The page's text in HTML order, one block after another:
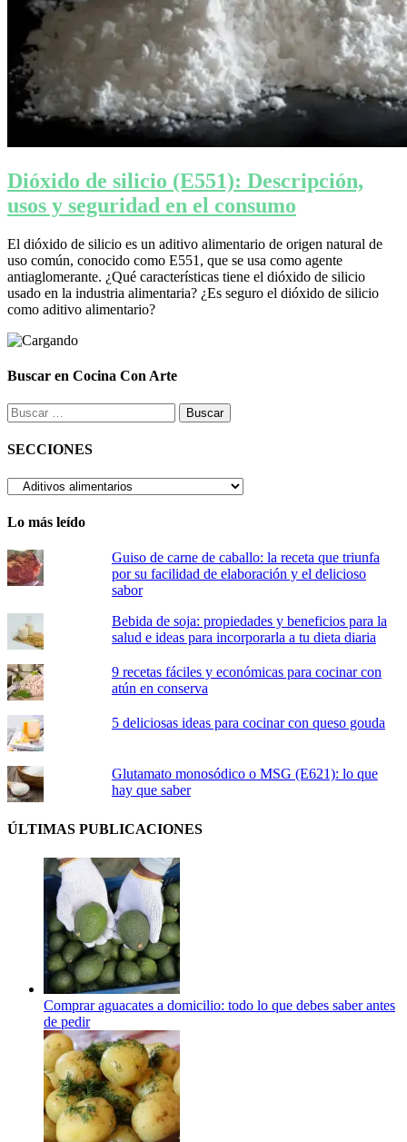
Dióxido de silicio (E551): Descripción,
usos y seguridad en el consumo
El dióxido de silicio es un aditivo alimentario de origen natural de
uso común, conocido como E551, que se usa como agente
antiaglomerante. ¿Qué características tiene el dióxido de silicio
usado en la industria alimentaria? ¿Es seguro el dióxido de silicio
como aditivo alimentario?
Buscar en Cocina Con Arte
Buscar:
SECCIONES
SECCIONES
Lo más leído
Guiso de carne de caballo: la receta que triunfa
por su facilidad de elaboración y el delicioso
sabor
Bebida de soja: propiedades y beneficios para la
salud e ideas para incorporarla a tu dieta diaria
9 recetas fáciles y económicas para cocinar con
atún en conserva
5 deliciosas ideas para cocinar con queso gouda
Glutamato monosódico o MSG (E621): lo que
hay que saber
ÚLTIMAS PUBLICACIONES
Comprar aguacates a domicilio: todo lo que debes saber antes
de pedir